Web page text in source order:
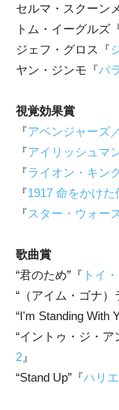
セルマ・スクーン
トム・イーグルズ
ジェフ・グロス『
ヤン・ジンモ『パ
視覚効果賞
『アベンジャーズ
『アイリッシュマ
『ライオン・キン
『1917 命をかけた
『スター・ウォー
歌曲賞
“君のため”『 トイ
“（アイム・ゴナ）
“I'm Standing With
“イントゥ・ジ・ア
2 』
“Stand Up”『ハリ